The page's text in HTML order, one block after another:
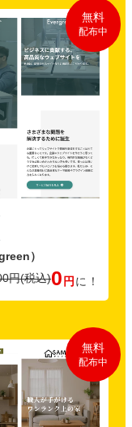
無料
配布中
）
円(税込)0 円 に！
無料
配布中